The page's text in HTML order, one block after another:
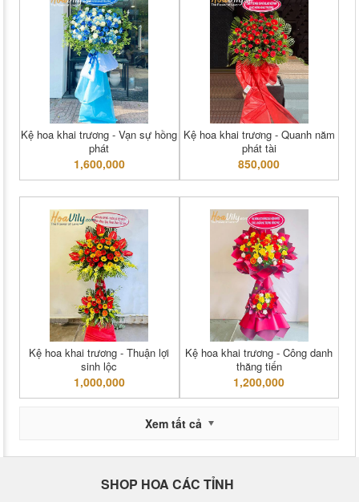
Kệ hoa khai trương - Vạn sự hồng
phát
1,600,000
Kệ hoa khai trương - Quanh năm
phát tài
850,000
Kệ hoa khai trương - Thuận lợi
sinh lộc
1,000,000
Kệ hoa khai trương - Công danh
thăng tiến
1,200,000
Xem tất cả
SHOP HOA CÁC TỈNH